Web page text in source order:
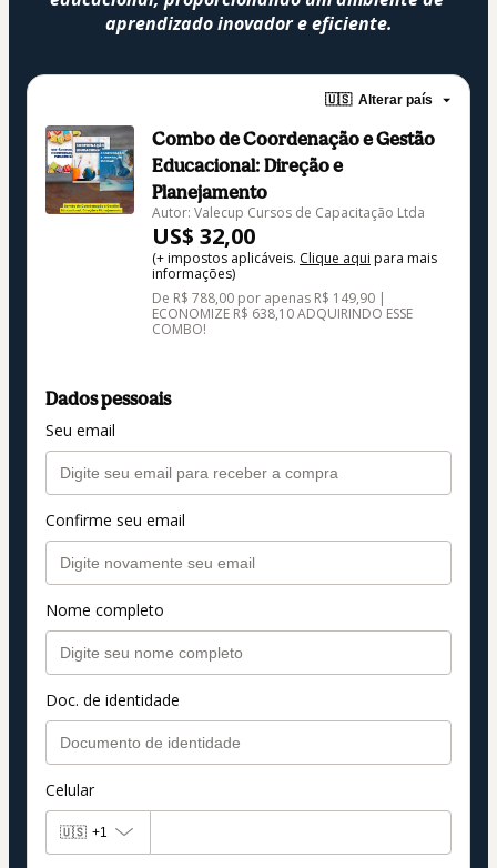
aprendizado inovador e eficiente.
🇺🇸 Alterar país
Combo de Coordenação e Gestão
Educacional: Direção e
Planejamento
Autor: Valecup Cursos de Capacitação Ltda
US$ 32,00
(+ impostos aplicáveis. Clique aqui para mais
informações)
De R$ 788,00 por apenas R$ 149,90 |
ECONOMIZE R$ 638,10 ADQUIRINDO ESSE
COMBO!
Dados pessoais
Seu email
Confirme seu email
Nome completo
Doc. de identidade
Celular
🇺🇸 +1